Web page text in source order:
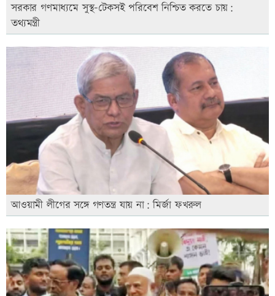
সরকার গণমাধ্যমে সুস্থ-টেকসই পরিবেশ নিশ্চিত করতে চায়:
তথ্যমন্ত্রী
আওয়ামী লীগের সঙ্গে গণতন্ত্র যায় না: মির্জা ফখরুল